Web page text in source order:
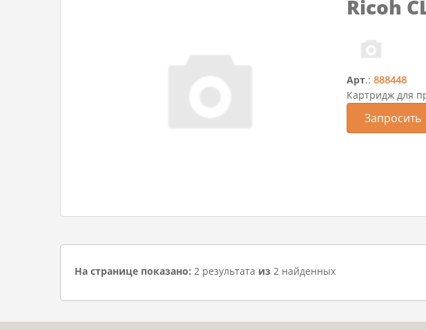
Ricoh
Арт.:888448
Картридж для
Запросить
На странице показано: 2 результата из 2 найденных